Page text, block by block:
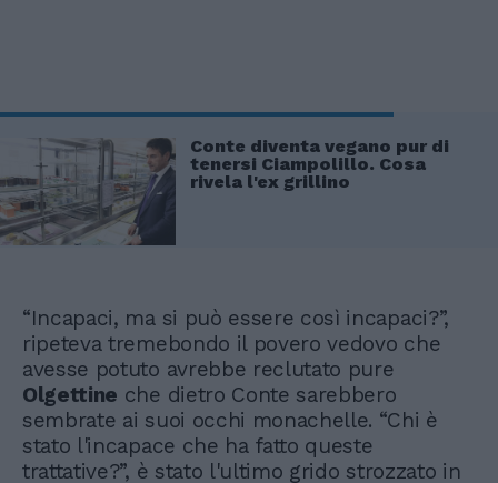
Conte diventa vegano pur di
tenersi Ciampolillo. Cosa
rivela l'ex grillino
“Incapaci, ma si può essere così incapaci?”,
ripeteva tremebondo il povero vedovo che
avesse potuto avrebbe reclutato pure
Olgettine che dietro Conte sarebbero
sembrate ai suoi occhi monachelle. “Chi è
stato l'incapace che ha fatto queste
trattative?”, è stato l'ultimo grido strozzato in